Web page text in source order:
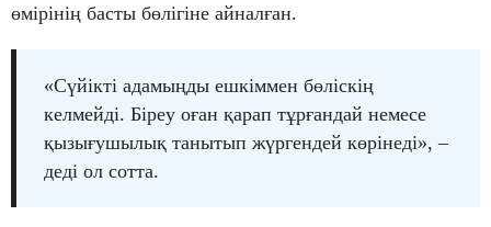
өмірінің басты бөлігіне айналған.
«Сүйікті адамыңды ешкіммен бөліскің
келмейді. Біреу оған қарап тұрғандай немесе
қызығушылық танытып жүргендей көрінеді», –
деді ол сотта.